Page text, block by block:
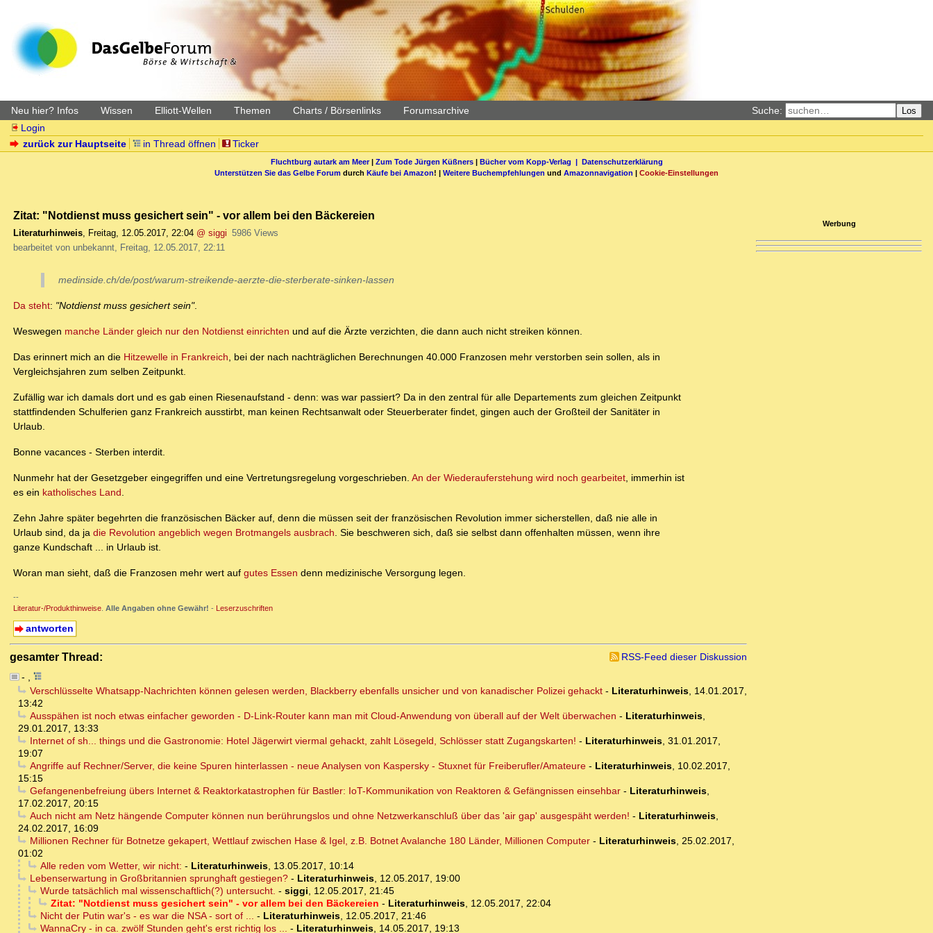
Neu hier? Infos Wissen Elliott-Wellen Themen Charts / Börsenlinks Forumsarchive Suche: Los
Login
zurück zur Hauptseite
in Thread öffnen Ticker
Fluchtburg autark am Meer| Zum Tode Jürgen Küßners| Bücher vom Kopp-Verlag | Datenschutzerklärung
Unterstützen Sie das Gelbe Forum durch Käufe bei Amazon! | Weitere Buchempfehlungen und Amazonnavigation | Cookie-Einstellungen
Zitat: "Notdienst muss gesichert sein" - vor allem bei den Bäckereien
Literaturhinweis, Freitag, 12.05.2017, 22:04 @ siggi 5986 Views
bearbeitet von unbekannt, Freitag, 12.05.2017, 22:11
medinside.ch/de/post/warum-streikende-aerzte-die-sterberate-sinken-lassen
Da steht: "Notdienst muss gesichert sein".
Weswegen manche Länder gleich nur den Notdienst einrichten und auf die Ärzte verzichten, die dann auch nicht streiken können.
Das erinnert mich an die Hitzewelle in Frankreich, bei der nach nachträglichen Berechnungen 40.000 Franzosen mehr verstorben sein sollen, als in
Vergleichsjahren zum selben Zeitpunkt.
Zufällig war ich damals dort und es gab einen Riesenaufstand - denn: was war passiert? Da in den zentral für alle Departements zum gleichen Zeitpunkt
stattfindenden Schulferien ganz Frankreich ausstirbt, man keinen Rechtsanwalt oder Steuerberater findet, gingen auch der Großteil der Sanitäter in
Urlaub.
Bonne vacances - Sterben interdit.
Nunmehr hat der Gesetzgeber eingegriffen und eine Vertretungsregelung vorgeschrieben. An der Wiederauferstehung wird noch gearbeitet, immerhin ist
es ein katholisches Land.
Zehn Jahre später begehrten die französischen Bäcker auf, denn die müssen seit der französischen Revolution immer sicherstellen, daß nie alle in
Urlaub sind, da ja die Revolution angeblich wegen Brotmangels ausbrach. Sie beschweren sich, daß sie selbst dann offenhalten müssen, wenn ihre
ganze Kundschaft ... in Urlaub ist.
Woran man sieht, daß die Franzosen mehr wert auf gutes Essen denn medizinische Versorgung legen.
--
Literatur-/Produkthinweise. Alle Angaben ohne Gewähr! - Leserzuschriften
antworten
gesamter Thread:
RSS-Feed dieser Diskussion
- ,
Verschlüsselte Whatsapp-Nachrichten können gelesen werden, Blackberry ebenfalls unsicher und von kanadischer Polizei gehackt- Literaturhinweis, 14.01.2017,
13:42
Ausspähen ist noch etwas einfacher geworden - D-Link-Router kann man mit Cloud-Anwendung von überall auf der Welt überwachen - Literaturhinweis,
29.01.2017, 13:33
Internet of sh... things und die Gastronomie: Hotel Jägerwirt viermal gehackt, zahlt Lösegeld, Schlösser statt Zugangskarten! - Literaturhinweis, 31.01.2017,
19:07
Angriffe auf Rechner/Server, die keine Spuren hinterlassen - neue Analysen von Kaspersky - Stuxnet für Freiberufler/Amateure- Literaturhinweis, 10.02.2017,
15:15
Gefangenenbefreiung übers Internet & Reaktorkatastrophen für Bastler: IoT-Kommunikation von Reaktoren & Gefängnissen einsehbar- Literaturhinweis,
17.02.2017, 20:15
Auch nicht am Netz hängende Computer können nun berührungslos und ohne Netzwerkanschluß über das 'air gap' ausgespäht werden! - Literaturhinweis,
24.02.2017, 16:09
Millionen Rechner für Botnetze gekapert, Wettlauf zwischen Hase & Igel, z.B. Botnet Avalanche 180 Länder, Millionen Computer- Literaturhinweis, 25.02.2017,
01:02
Alle reden vom Wetter, wir nicht: - Literaturhinweis, 13.05.2017, 10:14
Lebenserwartung in Großbritannien sprunghaft gestiegen?- Literaturhinweis, 12.05.2017, 19:00
Wurde tatsächlich mal wissenschaftlich(?) untersucht. - siggi, 12.05.2017, 21:45
Zitat: "Notdienst muss gesichert sein" - vor allem bei den Bäckereien - Literaturhinweis, 12.05.2017, 22:04
Nicht der Putin war's - es war die NSA - sort of ... - Literaturhinweis, 12.05.2017, 21:46
WannaCry - in ca. zwölf Stunden geht's erst richtig los ... - Literaturhinweis, 14.05.2017, 19:13
Werbung